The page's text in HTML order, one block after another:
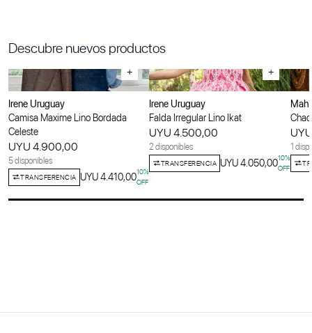
Descubre nuevos productos
+
Irene Uruguay
Camisa Maxime Lino Bordada
Celeste
UYU 4.900,00
5 disponibles
TRANSFERENCIA UYU 4.410,0010%
OFF
+
Irene Uruguay
Falda Irregular Lino Ikat
UYU 4.500,00
2 disponibles
TRANSFERENCIA UYU 4.050,0010%
OFF
1